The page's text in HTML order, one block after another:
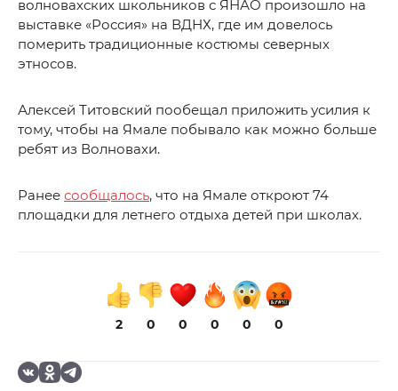
волновахских школьников с ЯНАО произошло на
выставке «Россия» на ВДНХ, где им довелось
померить традиционные костюмы северных
этносов.
Алексей Титовский пообещал приложить усилия к
тому, чтобы на Ямале побывало как можно больше
ребят из Волновахи.
Ранее сообщалось, что на Ямале откроют 74
площадки для летнего отдыха детей при школах.
2 0 0 0 0 0